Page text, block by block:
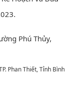
Phú Thủy,
Phan Thiết, Tỉnh Bình